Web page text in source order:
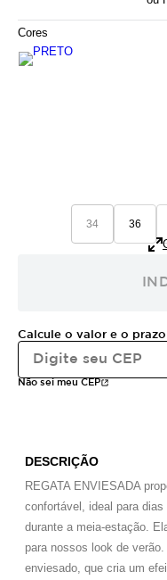
Cores
34 36
Calcule o valor e o
Não sei meu CEP
DESCRIÇÃO
REGATA ENVIESADA
confortável, ideal para
durante a meia-estação.
para nossos look de
enviesado, que cria um